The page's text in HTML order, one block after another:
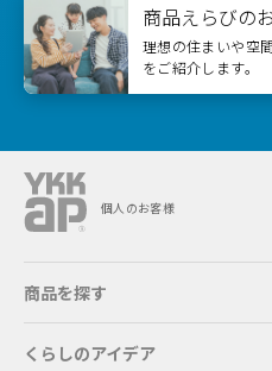
商品えらびの
理想の住まいや空
をご紹介します。
個人のお客様
商品を探す
くらしのアイデア